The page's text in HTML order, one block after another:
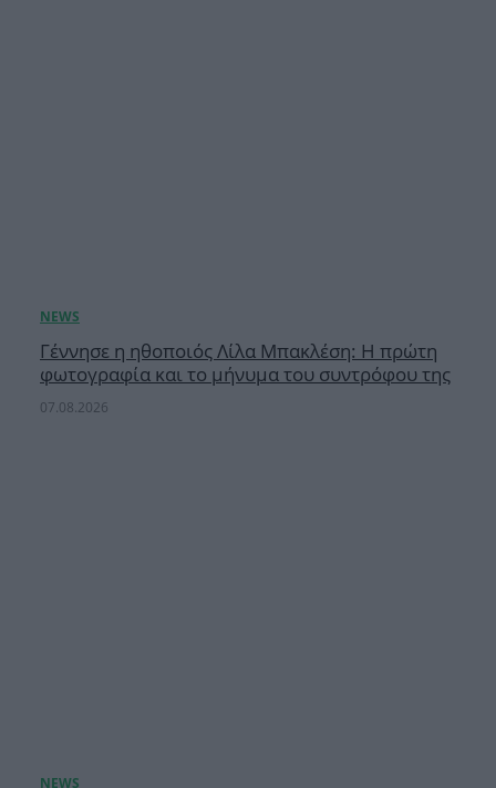
Γέννησε η ηθοποιός Λίλα Μπακλέση: Η πρώτη
φωτογραφία και το μήνυμα του συντρόφου της
07.08.2026